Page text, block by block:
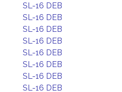
SL-16 DEB
SL-16 DEB
SL-16 DEB
SL-16 DEB
SL-16 DEB
SL-16 DEB
SL-16 DEB
SL-16 DEB